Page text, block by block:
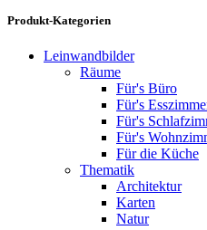
Produkt-Kategorien
Leinwandbilder
Räume
Für's Büro
Für's
Für's
Für's
Für die Küche
Thematik
Architektur
Karten
Natur